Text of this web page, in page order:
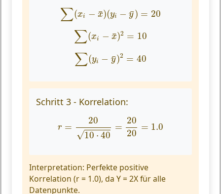
∑(xi − ¯
x)(yi − ¯
y) = 20
∑( ) y =
∑(xi − ¯
x)2 = 10
∑( 2= 10
∑(yi − ¯
y)2 = 40
∑(y )2=
Schritt 3 - Korrelation:
r =
20
√10 ⋅ 40
=
20
20
= 1.0
10⋅ 20
Interpretation: Perfekte positive
Korrelation (r = 1.0), da Y = 2X für alle
Datenpunkte.